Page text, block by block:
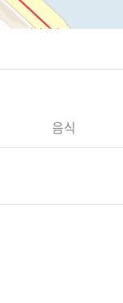
음식